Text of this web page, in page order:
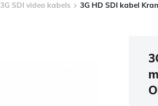
3G SDI video kabels 3G HD SDI kabel